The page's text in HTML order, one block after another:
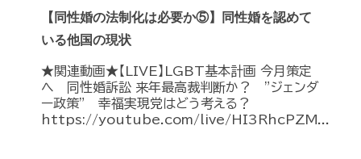
【同性婚の法制化は必要か⑤】同性婚を認めて
いる他国の現状
★関連動画★【LIVE】LGBT基本計画 今月策定
へ 同性婚訴訟 来年最高裁判断か？ ”ジェンダ
ー政策” 幸福実現党はどう考える？
https://youtube.com/live/HI3RhcPZM...